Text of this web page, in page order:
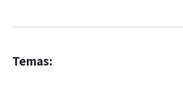
Temas: